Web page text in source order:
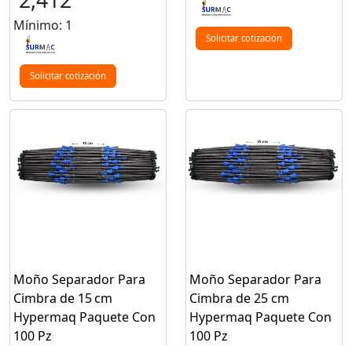
Mínimo: 1
Solicitar cotización
Solicitar cotización
Moño Separador Para
Cimbra de 15 cm
Hypermaq Paquete Con
100 Pz
Moño Separador Para
Cimbra de 25 cm
Hypermaq Paquete Con
100 Pz